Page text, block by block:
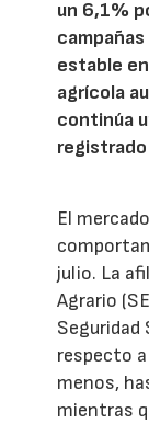
un 6,1%
estable
agrícola
continúa
El
julio. La
Agrario
Seguridad
respecto
menos,
mientras